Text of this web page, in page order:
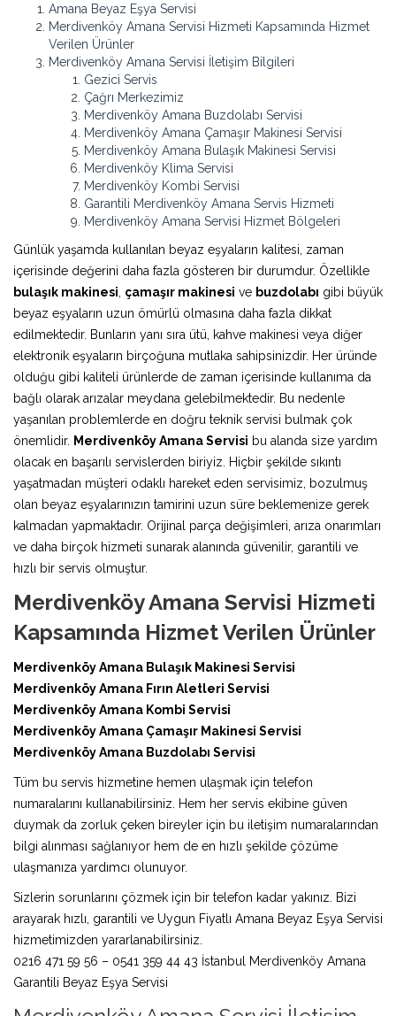
Amana Beyaz Eşya Servisi
Merdivenköy Amana Servisi Hizmeti Kapsamında Hizmet
Verilen Ürünler
Merdivenköy Amana Servisi İletişim Bilgileri
Gezici Servis
Çağrı Merkezimiz
Merdivenköy Amana Buzdolabı Servisi
Merdivenköy Amana Çamaşır Makinesi Servisi
Merdivenköy Amana Bulaşık Makinesi Servisi
Merdivenköy Klima Servisi
Merdivenköy Kombi Servisi
Garantili Merdivenköy Amana Servis Hizmeti
Merdivenköy Amana Servisi Hizmet Bölgeleri
Günlük yaşamda kullanılan beyaz eşyaların kalitesi, zaman
içerisinde değerini daha fazla gösteren bir durumdur. Özellikle
bulaşık makinesi çamaşır makinesi ve buzdolabı gibi büyük
beyaz eşyaların uzun ömürlü olmasına daha fazla dikkat
edilmektedir. Bunların yanı sıra ütü, kahve makinesi veya diğer
elektronik eşyaların birçoğuna mutlaka sahipsinizdir. Her üründe
olduğu gibi kaliteli ürünlerde de zaman içerisinde kullanıma da
bağlı olarak arızalar meydana gelebilmektedir. Bu nedenle
yaşanılan problemlerde en doğru teknik servisi bulmak çok
önemlidir. Merdivenköy Amana Servisi bu alanda size yardım
olacak en başarılı servislerden biriyiz. Hiçbir şekilde sıkıntı
yaşatmadan müşteri odaklı hareket eden servisimiz, bozulmuş
olan beyaz eşyalarınızın tamirini uzun süre beklemenize gerek
kalmadan yapmaktadır. Orijinal parça değişimleri, arıza onarımları
ve daha birçok hizmeti sunarak alanında güvenilir, garantili ve
hızlı bir servis olmuştur.
Merdivenköy Amana Servisi Hizmeti
Kapsamında Hizmet Verilen Ürünler
Merdivenköy Amana Bulaşık Makinesi Servisi
Merdivenköy Amana Fırın Aletleri Servisi
Merdivenköy Amana Kombi Servisi
Merdivenköy Amana Çamaşır Makinesi Servisi
Merdivenköy Amana Buzdolabı Servisi
Tüm bu servis hizmetine hemen ulaşmak için telefon
numaralarını kullanabilirsiniz. Hem her servis ekibine güven
duymak da zorluk çeken bireyler için bu iletişim numaralarından
bilgi alınması sağlanıyor hem de en hızlı şekilde çözüme
ulaşmanıza yardımcı olunuyor.
Sizlerin sorunlarını çözmek için bir telefon kadar yakınız. Bizi
arayarak hızlı, garantili ve Uygun Fiyatlı Amana Beyaz Eşya Servisi
hizmetimizden yararlanabilirsiniz.
0216 471 59 56 – 0541 359 44 43 İstanbul Merdivenköy Amana
Garantili Beyaz Eşya Servisi